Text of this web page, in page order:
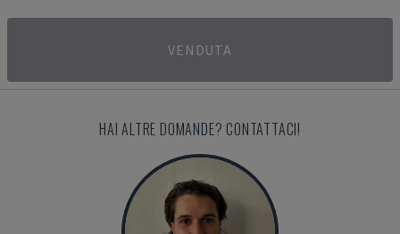
VENDUTA
HAI ALTRE DOMANDE? CONTATTACI!